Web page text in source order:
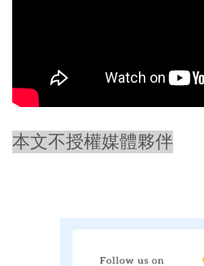
本文不授權媒體夥伴